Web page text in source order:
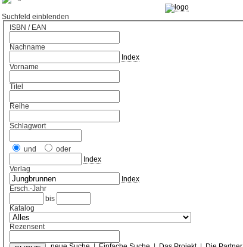
Suchfeld einblenden
ISBN / EAN
Nachname
Index
Vorname
Titel
Reihe
Schlagwort
und
oder
Index
Verlag
Index
Ersch.-Jahr
bis
Katalog
Rezensent